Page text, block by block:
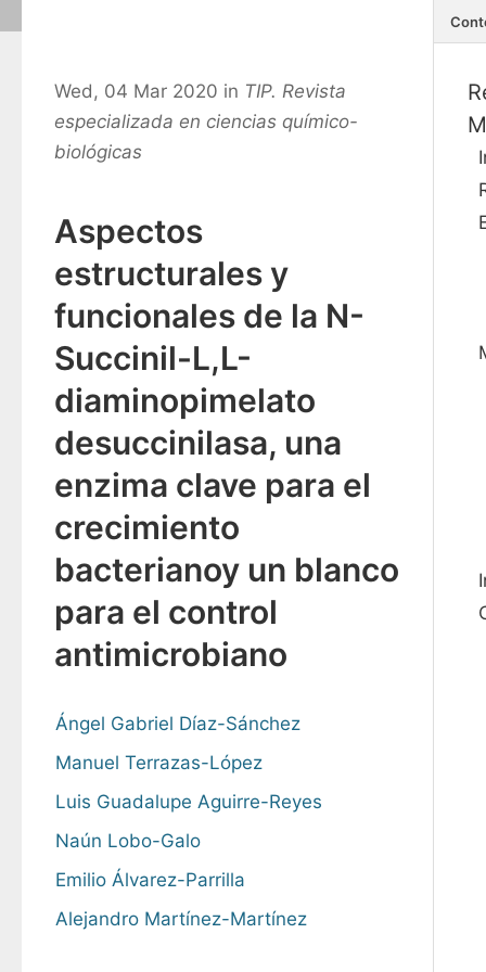
Wed, 04 Mar 2020 in TIP. Revista
especializada en ciencias químico-
biológicas
Aspectos
estructurales y
funcionales de la N-
Succinil-L,L-
diaminopimelato
desuccinilasa, una
enzima clave para el
crecimiento
bacterianoy un blanco
para el control
antimicrobiano
Ángel Gabriel Díaz-Sánchez
Manuel Terrazas-López
Luis Guadalupe Aguirre-Reyes
Naún Lobo-Galo
Emilio Álvarez-Parrilla
Alejandro Martínez-Martínez